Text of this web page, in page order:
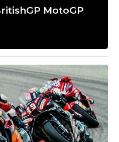
MotoGP